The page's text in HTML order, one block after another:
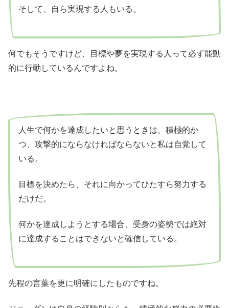
そして、自ら実現する人もいる。
何でもそうですけど、目標や夢を実現する人って必ず能動
的に行動しているんですよね。
人生で何かを達成したいと思うときは、積極的か
つ、攻撃的にならなければならないと私は自覚して
いる。
目標を決めたら、それに向かってひたすら努力する
だけだ。
何かを達成しようとする場合、受身の姿勢では絶対
に達成することはできないと確信している。
先程の言葉を更に明確にしたものですね。